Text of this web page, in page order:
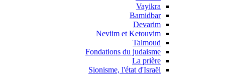
Vayikra
Bamidbar
Devarim
Neviim et Ketouvim
Talmoud
Fondations du judaisme
La prière
Sionisme, l'état d'Israël